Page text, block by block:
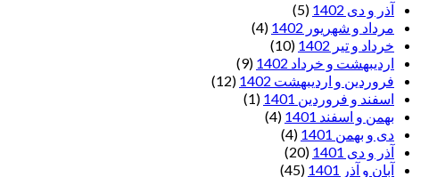
آذر و دی 1402
(5)
مرداد و شهریور 1402
(4)
خرداد و تیر 1402
(10)
اردیبهشت و خرداد 1402
(9)
فروردین و اردیبهشت 1402
(12)
اسفند و فروردین 1401
(1)
بهمن و اسفند 1401
(4)
دی و بهمن 1401
(4)
آذر و دی 1401
(20)
آبان و آذر 1401
(45)